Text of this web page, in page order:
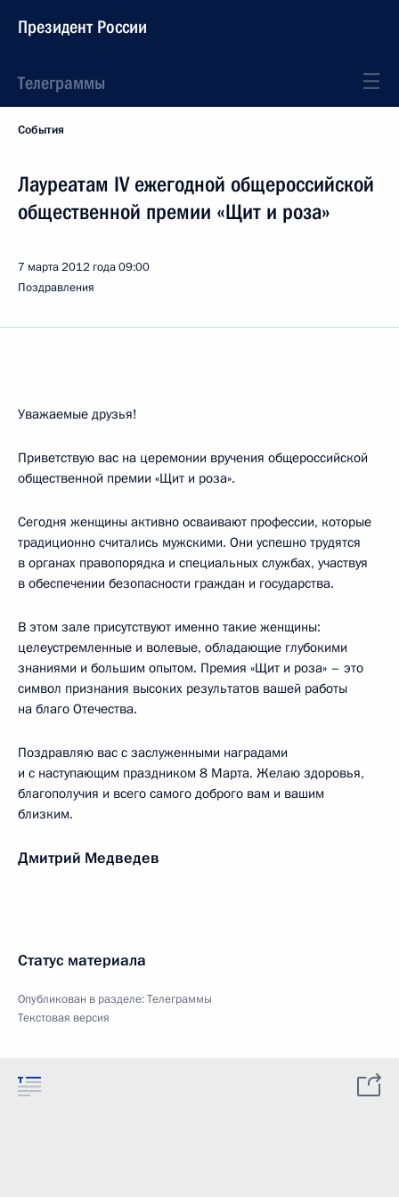
Президент России
Телеграммы
События
Лауреатам IV ежегодной общероссийской
общественной премии «Щит и роза»
7 марта 2012 года09:00
Поздравления
Уважаемые друзья!
Приветствую вас на церемонии вручения общероссийской
общественной премии «Щит и роза».
Сегодня женщины активно осваивают профессии, которые
традиционно считались мужскими. Они успешно трудятся
в органах правопорядка и специальных службах, участвуя
в обеспечении безопасности граждан и государства.
В этом зале присутствуют именно такие женщины:
целеустремленные и волевые, обладающие глубокими
знаниями и большим опытом. Премия «Щит и роза» – это
символ признания высоких результатов вашей работы
на благо Отечества.
Поздравляю вас с заслуженными наградами
и с наступающим праздником 8 Марта. Желаю здоровья,
благополучия и всего самого доброго вам и вашим
близким.
Дмитрий Медведев
Статус материала
Опубликован в разделе:Телеграммы
Текстовая версия